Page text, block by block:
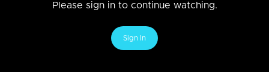
Please sign in to continue watching.
Sign In